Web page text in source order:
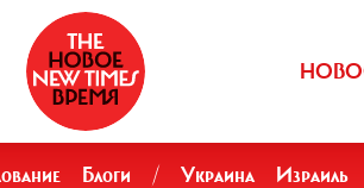
Блоги / Украина Израиль